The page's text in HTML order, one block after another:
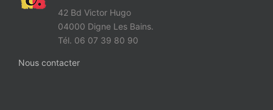
42 Bd Victor Hugo
04000 Digne Les Bains.
Tél. 06 07 39 80 90
Nous contacter